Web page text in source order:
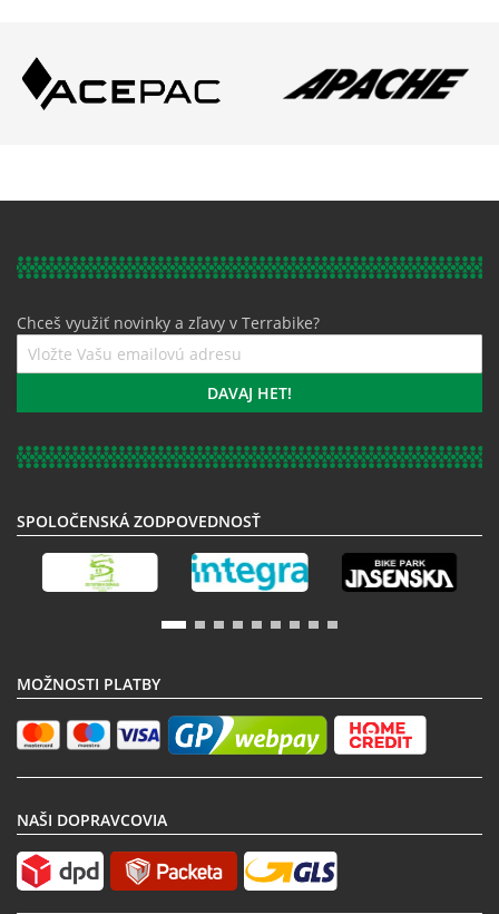
Chceš využiť novinky a zľavy v Terrabike?
Prihláste
sa
odberu
DAVAJ HET!
SPOLOČENSKÁ ZODPOVEDNOSŤ
MOŽNOSTI PLATBY
NAŠI DOPRAVCOVIA